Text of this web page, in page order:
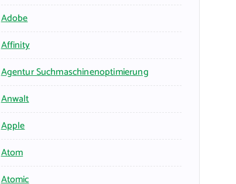
Adobe
Affinity
Agentur Suchmaschinenoptimierung
Anwalt
Apple
Atom
Atomic